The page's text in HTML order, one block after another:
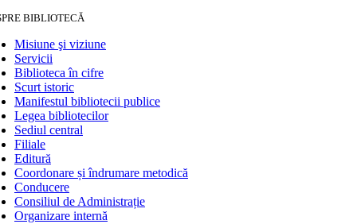
BIBLIOTECĂ
Misiune şi viziune
Servicii
Biblioteca în cifre
Scurt istoric
Manifestul bibliotecii publice
Legea bibliotecilor
Sediul central
Filiale
Editură
Coordonare și îndrumare metodică
Conducere
Consiliul de Administrație
Organizare internă